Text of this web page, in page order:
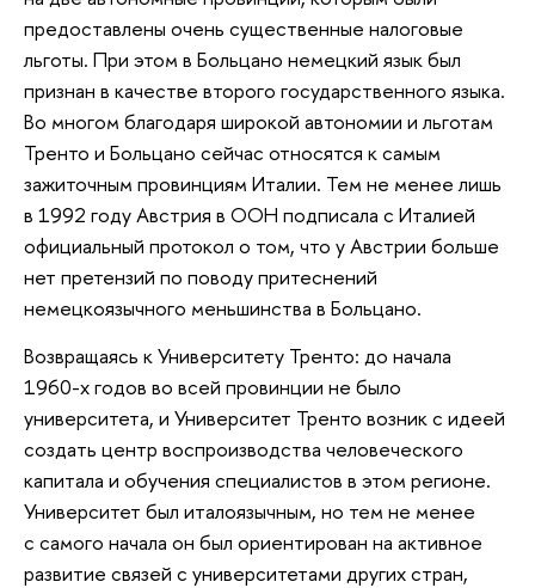
предоставлены очень существенные налоговые
льготы. При этом в Больцано немецкий язык был
признан в качестве второго государственного языка.
Во многом благодаря широкой автономии и льготам
Тренто и Больцано сейчас относятся к самым
зажиточным провинциям Италии. Тем не менее лишь
в 1992 году Австрия в ООН подписала с Италией
официальный протокол о том, что у Австрии больше
нет претензий по поводу притеснений
немецкоязычного меньшинства в Больцано.
Возвращаясь к Университету Тренто: до начала
1960-х годов во всей провинции не было
университета, и Университет Тренто возник с идеей
создать центр воспроизводства человеческого
капитала и обучения специалистов в этом регионе.
Университет был италоязычным, но тем не менее
с самого начала он был ориентирован на активное
развитие связей с университетами других стран,